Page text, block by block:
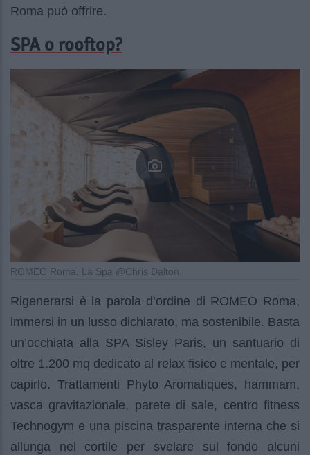
Roma può offrire.
SPA o rooftop?
ROMEO Roma, La Spa @Chris Dalton
Rigenerarsi è la parola d’ordine di ROMEO Roma,
immersi in un lusso dichiarato, ma sostenibile. Basta
un’occhiata alla SPA Sisley Paris, un santuario di
oltre 1.200 mq dedicato al relax fisico e mentale, per
capirlo. Trattamenti Phyto Aromatiques, hammam,
vasca gravitazionale, parete di sale, centro fitness
Technogym e una piscina trasparente interna che si
allunga nel cortile per svelare sul fondo alcuni